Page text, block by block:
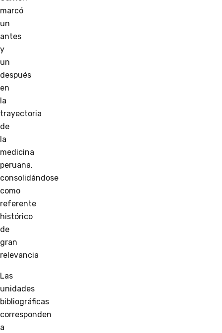
marcó
un
antes
y
un
después
en
la
trayectoria
de
la
medicina
peruana,
consolidándose
como
referente
histórico
de
gran
relevancia
Las
unidades
bibliográficas
corresponden
a